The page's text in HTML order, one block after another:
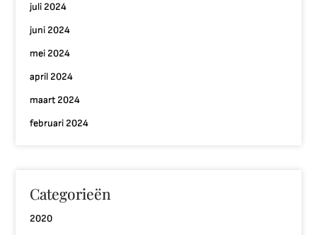
juli 2024
juni 2024
mei 2024
april 2024
maart 2024
februari 2024
Categorieën
2020